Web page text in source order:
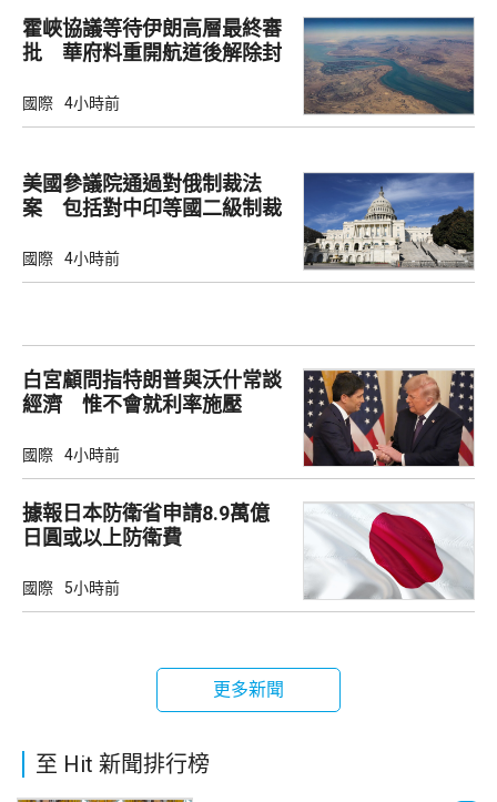
霍峽協議等待伊朗高層最終審
批 華府料重開航道後解除封
國際 4小時前
美國參議院通過對俄制裁法
案 包括對中印等國二級制裁
國際 4小時前
白宮顧問指特朗普與沃什常談
經濟 惟不會就利率施壓
國際 4小時前
據報日本防衛省申請8.9萬億
日圓或以上防衛費
國際 5小時前
更多新聞
至 Hit 新聞排行榜